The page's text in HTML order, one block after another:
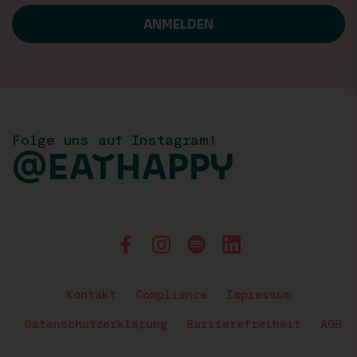
Folge uns auf Instagram!
@EATHAPPY
Kontakt Compliance Impressum
Datenschutzerklärung Barrierefreiheit AGB